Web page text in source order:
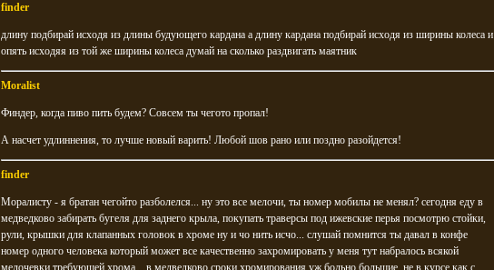
finder
длину подбирай исходя из длины будующего кардана а длину кардана подбирай исходя из ширины колеса и
опять исходяя из той же ширины колеса думай на сколько раздвигать маятник
Moralist
Финдер, когда пиво пить будем? Совсем ты чегото пропал!
А насчет удлиннения, то лучше новый варить! Любой шов рано или поздно разойдется!
finder
Моралисту - я братан чегойто разболелся... ну это все мелочи, ты номер мобилы не менял? сегодня еду в
медведково забирать бугеля для заднего крыла, покупать траверсы под ижевские перья посмотрю стойки,
рули, крышки для клапанных головок в хроме ну и чо нить исчо... слушай помнится ты давал в конфе
номер одного человека который может все качественно захромировать у меня тут набралось всякой
мелочевки требующей хрома... в медведково сроки хромирования уж больно большие, не в курсе как с